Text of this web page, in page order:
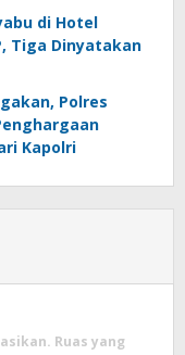
di Hotel
Tiga Dinyatakan
Polres
Kapolri
Ruas yang